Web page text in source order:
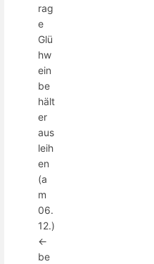
rag
e
Glü
hw
ein
be
hält
er
aus
leih
en
(a
m
06.
12.)
<-
be